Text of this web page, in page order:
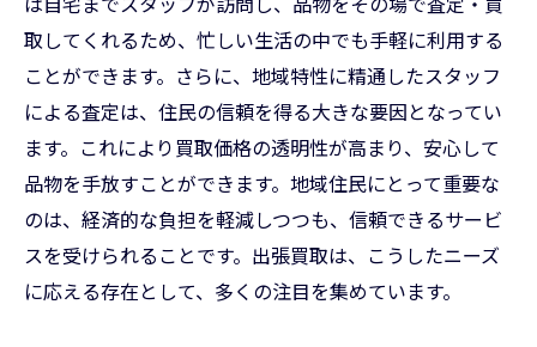
取してくれるため、忙しい生活の中でも手軽に利用する
ことができます。さらに、地域特性に精通したスタッフ
による査定は、住民の信頼を得る大きな要因となってい
ます。これにより買取価格の透明性が高まり、安心して
品物を手放すことができます。地域住民にとって重要な
のは、経済的な負担を軽減しつつも、信頼できるサービ
スを受けられることです。出張買取は、こうしたニーズ
に応える存在として、多くの注目を集めています。